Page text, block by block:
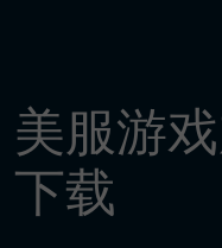
美服游
下载